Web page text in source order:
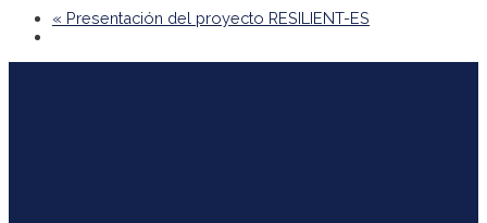
« Presentación del proyecto RESILIENT-ES